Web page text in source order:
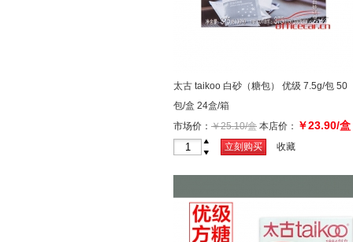
太古 taikoo 白砂（糖包） 优级 7.5g/包 50
包/盒 24盒/箱
市场价： ￥25.10/盒 本店价： ￥23.90/盒
-
立刻购买 收藏